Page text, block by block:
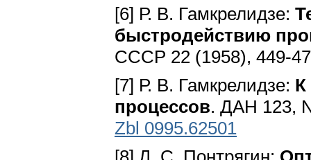
[6] Р. В. Гамкрелидзе:
быстродействию
СССР 22 (1958), 449-
[7] Р. В. Гамкрелидзе: К
процессов. ДАН 123,
Zbl 0995.62501